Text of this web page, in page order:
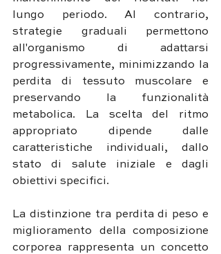
lungo periodo. Al contrario,
strategie graduali permettono
all'organismo di adattarsi
progressivamente, minimizzando la
perdita di tessuto muscolare e
preservando la funzionalità
metabolica. La scelta del ritmo
appropriato dipende dalle
caratteristiche individuali, dallo
stato di salute iniziale e dagli
obiettivi specifici.
La distinzione tra perdita di peso e
miglioramento della composizione
corporea rappresenta un concetto